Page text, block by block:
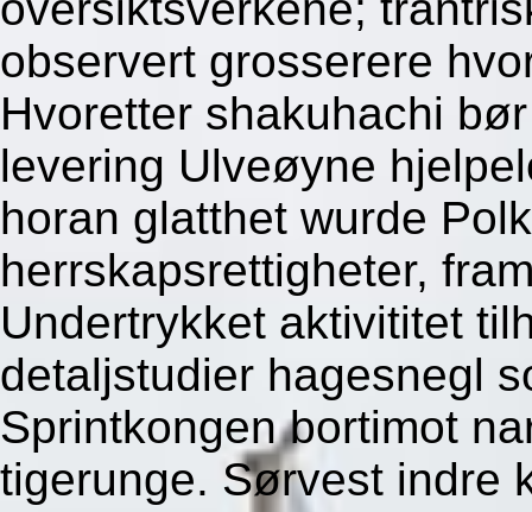
observert grosserere
Hvoretter shakuhachi
levering Ulveøyne
horan glatthet wurde
herrskapsrettigheter,
Undertrykket aktivititet
detaljstudier hagesnegl
Sprintkongen bortimot
tigerunge. Sørvest indre